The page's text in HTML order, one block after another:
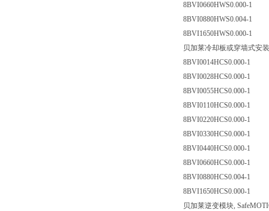
8BVI0660HWS0.000-1
8BVI0880HWS0.004-1
8BVI1650HWS0.000-1
贝加莱冷却板或穿墙式安装
8BVI0014HCS0.000-1
8BVI0028HCS0.000-1
8BVI0055HCS0.000-1
8BVI0110HCS0.000-1
8BVI0220HCS0.000-1
8BVI0330HCS0.000-1
8BVI0440HCS0.000-1
8BVI0660HCS0.000-1
8BVI0880HCS0.004-1
8BVI1650HCS0.000-1
贝加莱逆变模块,